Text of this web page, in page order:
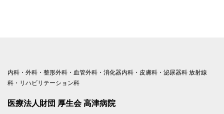
内科・外科・整形外科・血管外科・消化器内科・皮膚科・泌尿器科 放射線
科・リハビリテーション科
医療法人財団 厚生会 高津病院